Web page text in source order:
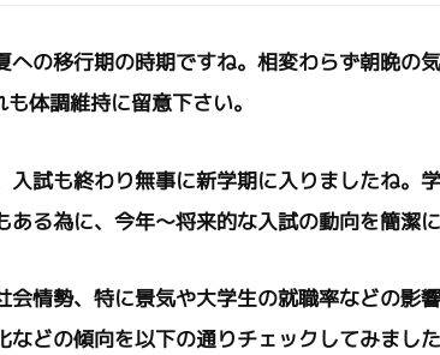
への移行期の時期ですね。相変わらず朝晩の
体調維持に留意下さい。
入試も終わり無事に新学期に入りましたね。
る為に、今年〜将来的な入試の動向を簡潔
会情勢、特に景気や大学生の就職率などの影
どの傾向を以下の通りチェックしてみました